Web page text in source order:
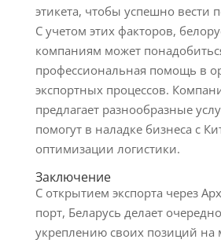
этикета, чтобы успешно вести
С учетом этих факторов,
компаниям может
профессиональная помощь в
экспортных процессов.
предлагает разнообразные
помогут в наладке бизнеса с
оптимизации логистики.
Заключение
С открытием экспорта через
порт, Беларусь делает
укреплению своих позиций